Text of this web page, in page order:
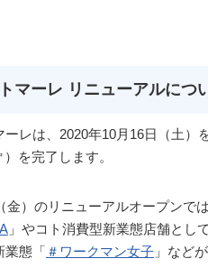
マーレ リニューアルにつ
ーレは、2020年10月16日（土
を完了します。
金）のリニューアルオープンで
」やコト消費型新業態店舗とし
業態「 ＃ワークマン女子 」など